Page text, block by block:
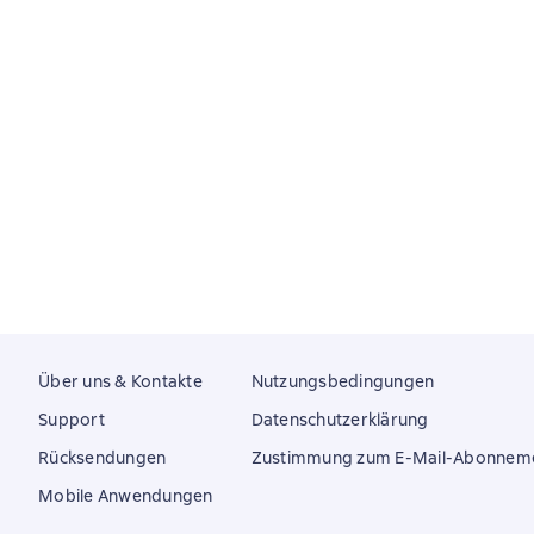
Über uns & Kontakte
Support
Rücksendungen
Mobile Anwendungen
Nutzungsbedingungen
Datenschutzerklärung
Zustimmung zum E-Mail-